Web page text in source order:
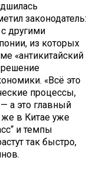
законодатель:
другими
из которых
«антикитайский
решение
«Всё это
процессы,
— а это главный
в Китае уже
и темпы
так быстро,